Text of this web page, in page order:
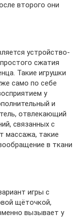
второго они
устройство-
сжатия
Такие игрушки
само по себе
у
и
отвлекающий
связанных с
массажа, такие
в ткани
игры с
щёточкой,
вызывает у